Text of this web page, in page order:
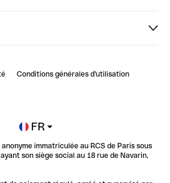
productivité
Conditions générales d'utilisation
FR
immatriculée au RCS de Paris sous
son siège social au 18 rue de Navarin,